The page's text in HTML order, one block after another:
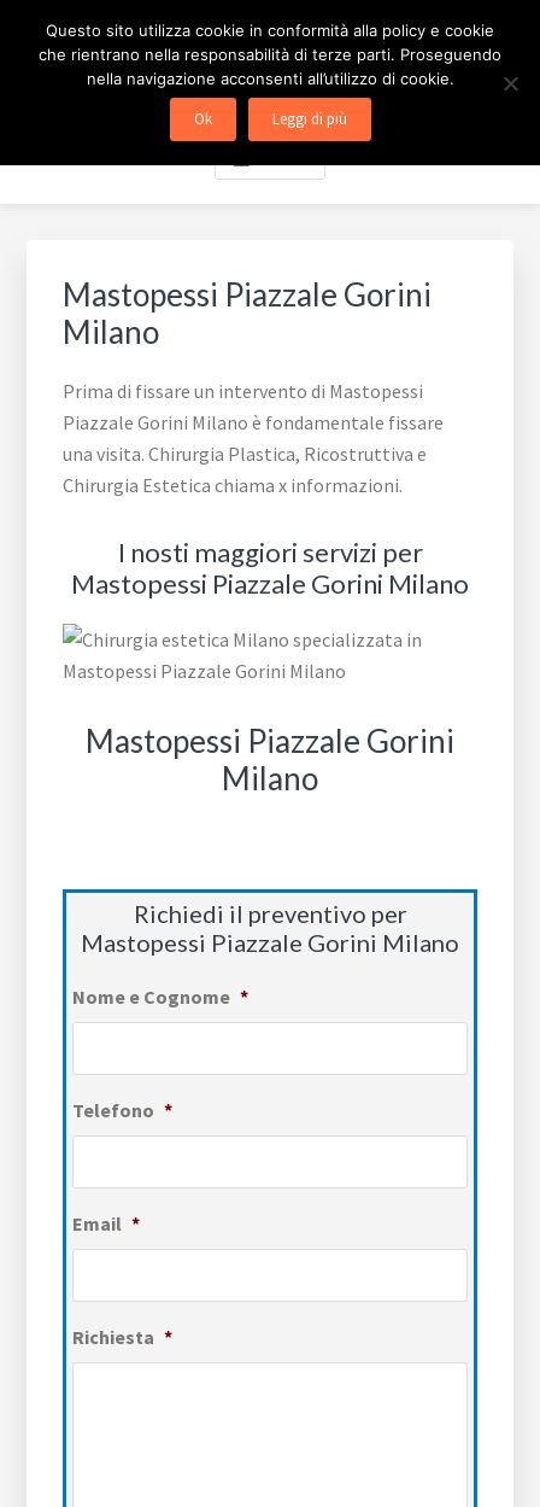
CHIRURGIA ESTETICA
MILANO
Mastopessi Piazzale Gorini
Milano
Prima di fissare un intervento di Mastopessi
Piazzale Gorini Milano è fondamentale fissare
una visita. Chirurgia Plastica, Ricostruttiva e
Chirurgia Estetica chiama x informazioni.
I nosti maggiori servizi per
Mastopessi Piazzale Gorini Milano
Mastopessi Piazzale Gorini
Milano
Richiedi il preventivo per
Mastopessi Piazzale Gorini Milano
Nome e Cognome *
Telefono *
Email *
Richiesta *
Questo sito utilizza cookie in conformità alla policy e cookie
che rientrano nella responsabilità di terze parti. Proseguendo
nella navigazione acconsenti all’utilizzo di cookie.
Ok Leggi di più